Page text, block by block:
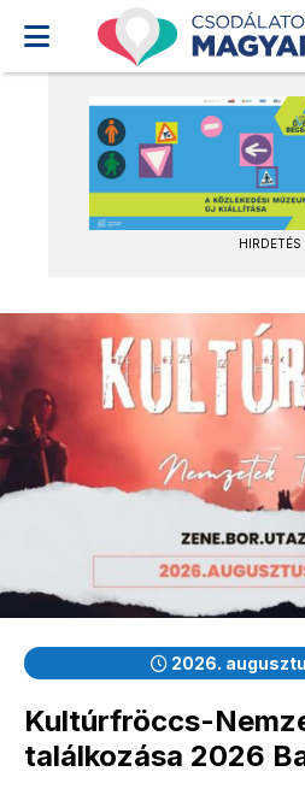
HIRDETÉS
2026.
Kultúrfröccs-
találkozása 2026